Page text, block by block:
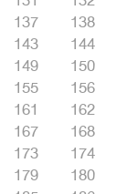
137
138
143
144
149
150
155
156
161
162
167
168
173
174
179
180